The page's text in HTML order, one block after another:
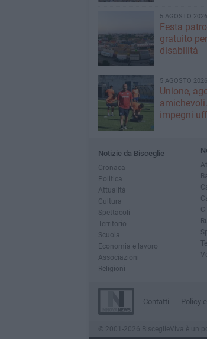
5 AGOSTO 2026
Festa
gratuito
disabilità
5 AGOSTO 2026
Unione,
impegni
Notizie da Bisceglie
Cronaca
Politica
Attualità
Cultura
Spettacoli
Territorio
Scuola
Economia e lavoro
Associazioni
Religioni
Contatti Policy
© 2001-2026 BisceglieViva è un